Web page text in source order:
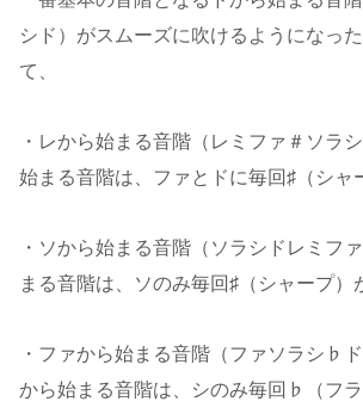
シド）がスムーズに吹けるようになっ
て、
・レから始まる音階（レミファ＃ソラ
始まる音階は、ファとドに毎回♯（シャ
・ソから始まる音階（ソラシドレミフ
まる音階は、ソのみ毎回♯（シャープ）
・ファから始まる音階（ファソラシ♭
から始まる音階は、シのみ毎回♭（フ